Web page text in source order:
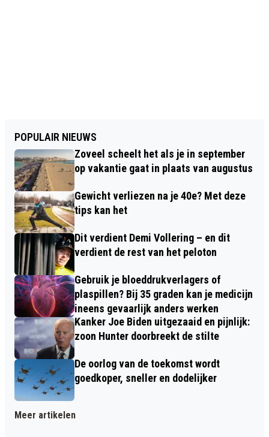
POPULAIR NIEUWS
Zoveel scheelt het als je in september
op vakantie gaat in plaats van augustus
Gewicht verliezen na je 40e? Met deze
tips kan het
Dit verdient Demi Vollering – en dit
verdient de rest van het peloton
Gebruik je bloeddrukverlagers of
plaspillen? Bij 35 graden kan je medicijn
ineens gevaarlijk anders werken
Kanker Joe Biden uitgezaaid en pijnlijk:
zoon Hunter doorbreekt de stilte
De oorlog van de toekomst wordt
goedkoper, sneller en dodelijker
Meer artikelen